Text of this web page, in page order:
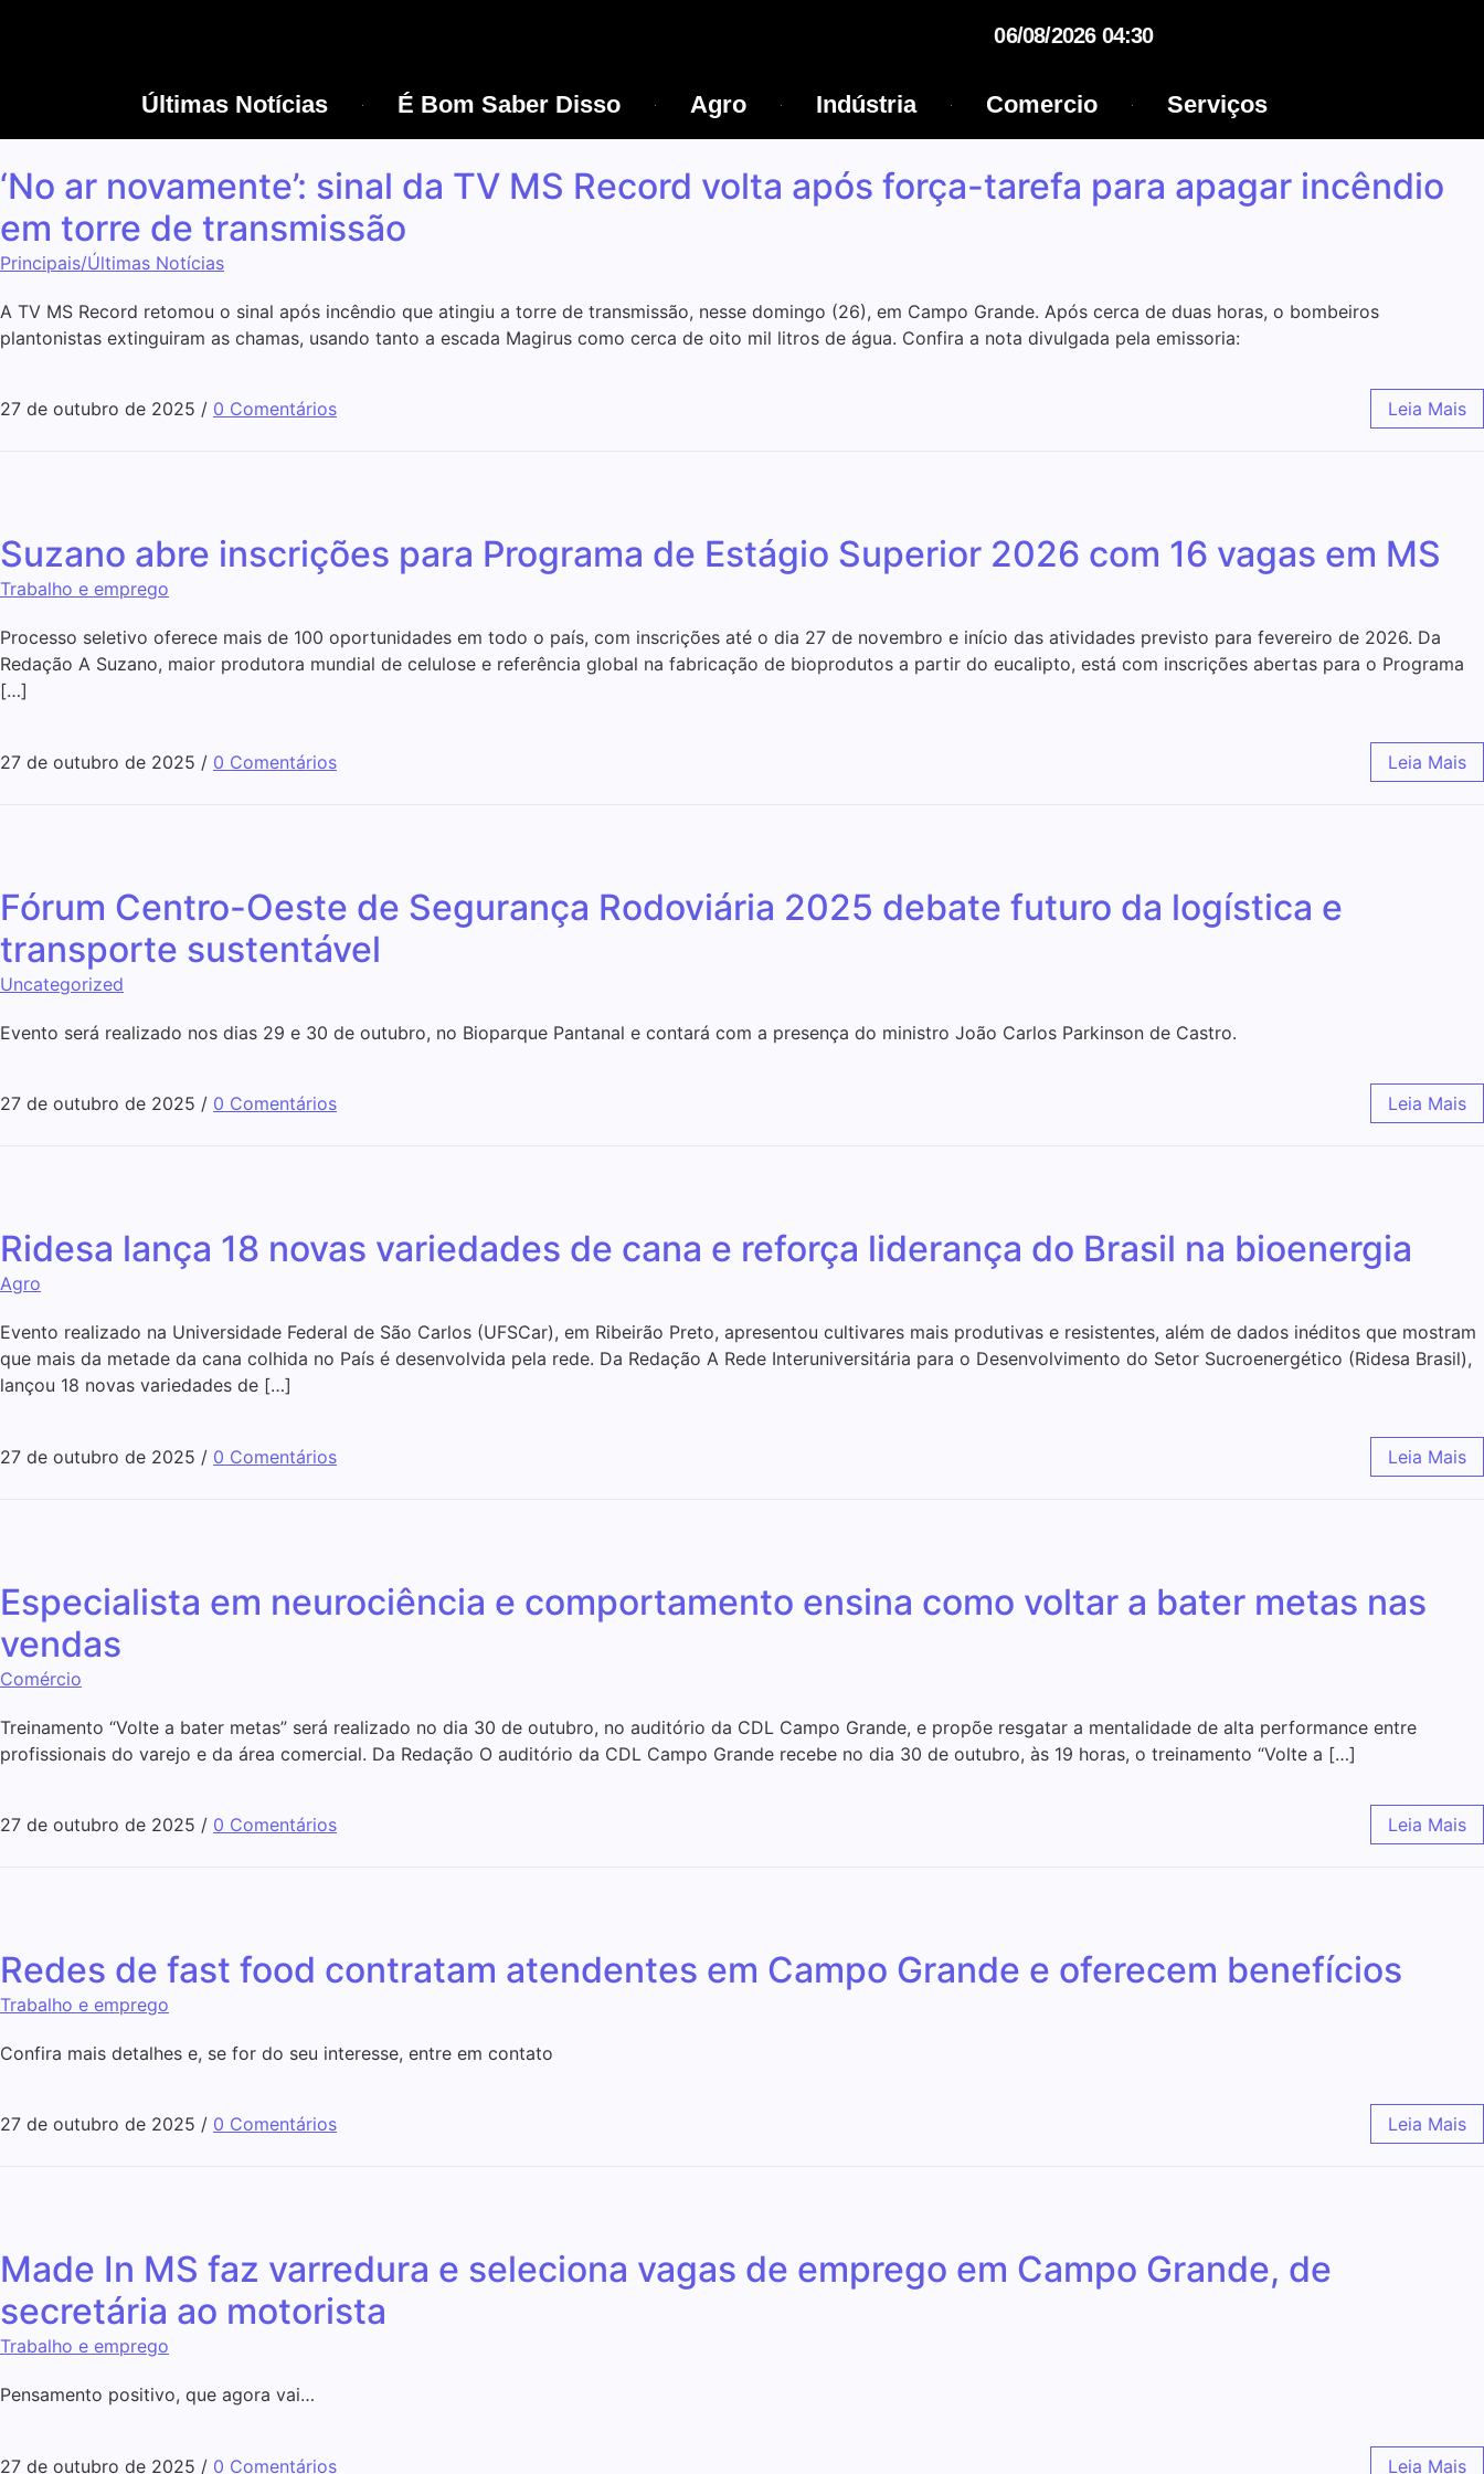
06/08/2026 04:30
Últimas Notícias É Bom Saber Disso Agro Indústria Comercio Serviços
‘No ar novamente’: sinal da TV MS Record volta após força-tarefa para apagar incêndio
em torre de transmissão
Principais/Últimas Notícias
A TV MS Record retomou o sinal após incêndio que atingiu a torre de transmissão, nesse domingo (26), em Campo Grande. Após cerca de duas horas, o bombeiros
plantonistas extinguiram as chamas, usando tanto a escada Magirus como cerca de oito mil litros de água. Confira a nota divulgada pela emissoria:
27 de outubro de 2025 / 0 Comentários Leia Mais
Suzano abre inscrições para Programa de Estágio Superior 2026 com 16 vagas em MS
Trabalho e emprego
Processo seletivo oferece mais de 100 oportunidades em todo o país, com inscrições até o dia 27 de novembro e início das atividades previsto para fevereiro de 2026. Da
Redação A Suzano, maior produtora mundial de celulose e referência global na fabricação de bioprodutos a partir do eucalipto, está com inscrições abertas para o Programa
[…]
27 de outubro de 2025 / 0 Comentários Leia Mais
Fórum Centro-Oeste de Segurança Rodoviária 2025 debate futuro da logística e
transporte sustentável
Uncategorized
Evento será realizado nos dias 29 e 30 de outubro, no Bioparque Pantanal e contará com a presença do ministro João Carlos Parkinson de Castro.
27 de outubro de 2025 / 0 Comentários Leia Mais
Ridesa lança 18 novas variedades de cana e reforça liderança do Brasil na bioenergia
Agro
Evento realizado na Universidade Federal de São Carlos (UFSCar), em Ribeirão Preto, apresentou cultivares mais produtivas e resistentes, além de dados inéditos que mostram
que mais da metade da cana colhida no País é desenvolvida pela rede. Da Redação A Rede Interuniversitária para o Desenvolvimento do Setor Sucroenergético (Ridesa Brasil),
lançou 18 novas variedades de […]
27 de outubro de 2025 / 0 Comentários Leia Mais
Especialista em neurociência e comportamento ensina como voltar a bater metas nas
vendas
Comércio
Treinamento “Volte a bater metas” será realizado no dia 30 de outubro, no auditório da CDL Campo Grande, e propõe resgatar a mentalidade de alta performance entre
profissionais do varejo e da área comercial. Da Redação O auditório da CDL Campo Grande recebe no dia 30 de outubro, às 19 horas, o treinamento “Volte a […]
27 de outubro de 2025 / 0 Comentários Leia Mais
Redes de fast food contratam atendentes em Campo Grande e oferecem benefícios
Trabalho e emprego
Confira mais detalhes e, se for do seu interesse, entre em contato
27 de outubro de 2025 / 0 Comentários Leia Mais
Made In MS faz varredura e seleciona vagas de emprego em Campo Grande, de
secretária ao motorista
Trabalho e emprego
Pensamento positivo, que agora vai…
27 de outubro de 2025 / 0 Comentários Leia Mais